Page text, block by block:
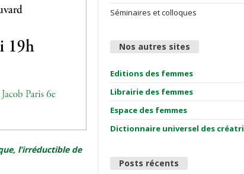
l’irréductible de
Séminaires et colloques
Nos autres sites
Editions des femmes
Librairie des femmes
Espace des femmes
Dictionnaire universel des
Posts récents